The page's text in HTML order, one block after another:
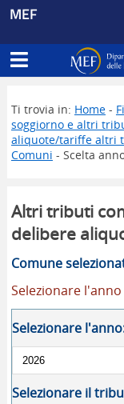
MEF
Apri menu
Ti trovia in: Home-
soggiorno e altri
aliquote/tariffe altri
Comuni - Scelta
Altri tributi
delibere
Comune
Selezionare
Selezionare
Selezionare il